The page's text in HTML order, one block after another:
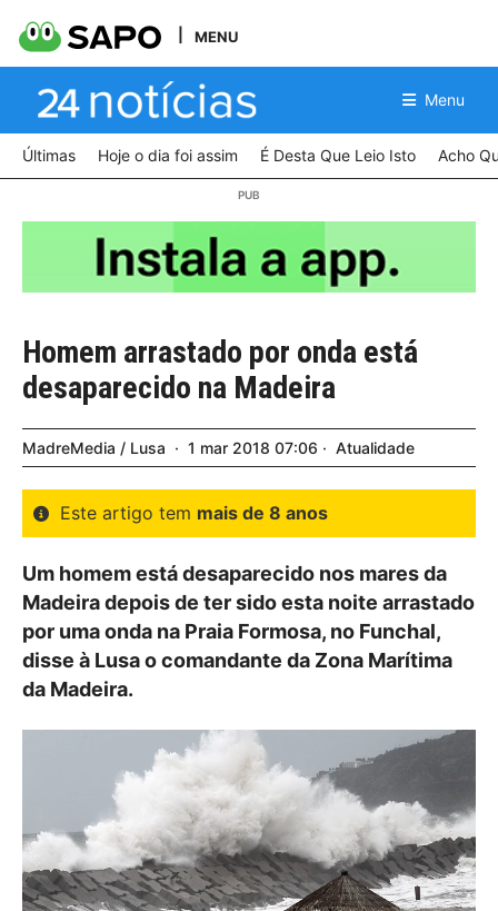
MENU
Menu
Últimas Hoje o dia foi assim É Desta Que Leio Isto Acho
Homem arrastado por onda está
desaparecido na Madeira
MadreMedia / Lusa 1 mar 2018 07:06 Atualidade
Este artigo tem mais de 8 anos
Um homem está desaparecido nos mares da
Madeira depois de ter sido esta noite arrastado
por uma onda na Praia Formosa, no Funchal,
disse à Lusa o comandante da Zona Marítima
da Madeira.